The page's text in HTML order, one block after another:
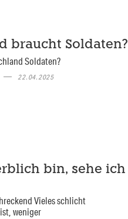
braucht Soldaten?
Soldaten?
22.04.2025
bin, sehe ich
Vieles schlicht
weniger